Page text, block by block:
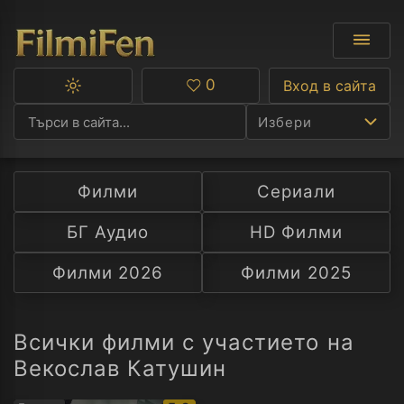
Избери
Ф
С
А
Превключване
тъмна
тема
Любими
0 Вход в сайта
Филми
Сериали
БГ Аудио
HD Филми
Филми 2026
Филми 2025
Всички филми с участието на
Векослав Катушин